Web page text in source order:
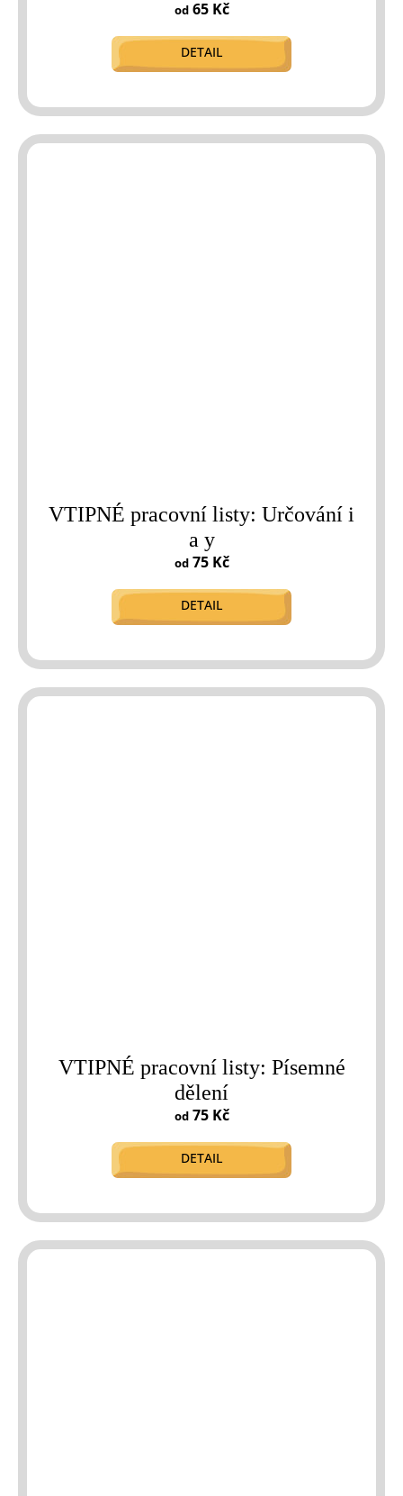
od65 Kč
DETAIL
VTIPNÉ pracovní listy: Určování i
a y
od75 Kč
DETAIL
VTIPNÉ pracovní listy: Písemné
dělení
od75 Kč
DETAIL